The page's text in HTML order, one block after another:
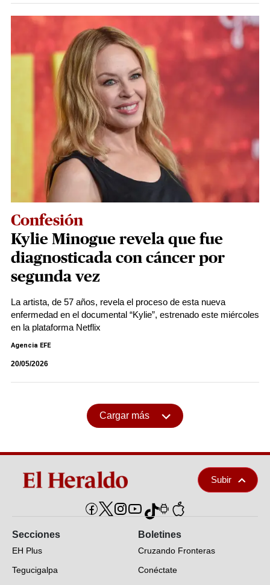
Confesión
Kylie Minogue revela que fue
diagnosticada con cáncer por
segunda vez
La artista, de 57 años, revela el proceso de esta nueva
enfermedad en el documental “Kylie”, estrenado este miércoles
en la plataforma Netflix
Agencia EFE
20/05/2026
Cargar más
Subir
Secciones
EH Plus
Tegucigalpa
Boletines
Cruzando Fronteras
Conéctate